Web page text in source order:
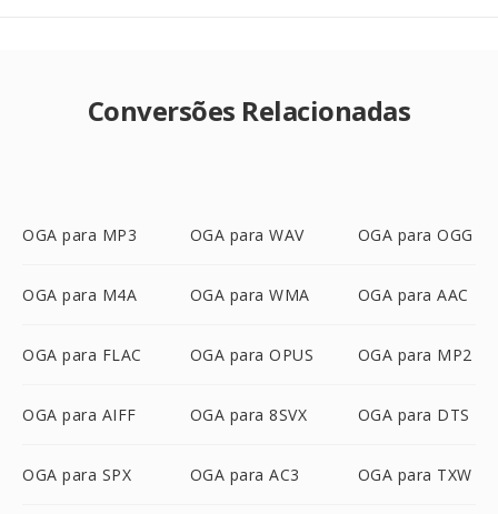
Conversões Relacionadas
OGA para MP3 OGA para WAV OGA para OGG
OGA para M4A OGA para WMA OGA para AAC
OGA para FLAC OGA para OPUS OGA para MP2
OGA para AIFF OGA para 8SVX OGA para DTS
OGA para SPX OGA para AC3 OGA para TXW